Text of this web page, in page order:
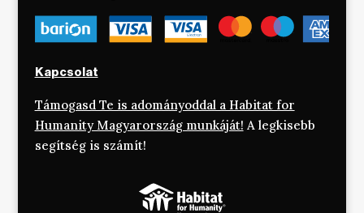
Kapcsolat
Támogasd Te is adományoddal a Habitat for
Humanity Magyarország munkáját! A legkisebb
segítség is számít!